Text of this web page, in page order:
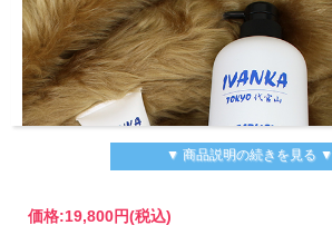
▼ 商品説明の続きを見る ▼
価格:19,800円(税込)